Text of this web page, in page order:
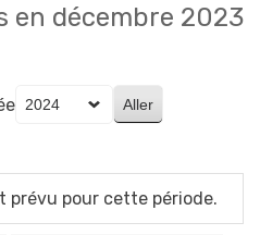
en décembre 2023
prévu pour cette période.